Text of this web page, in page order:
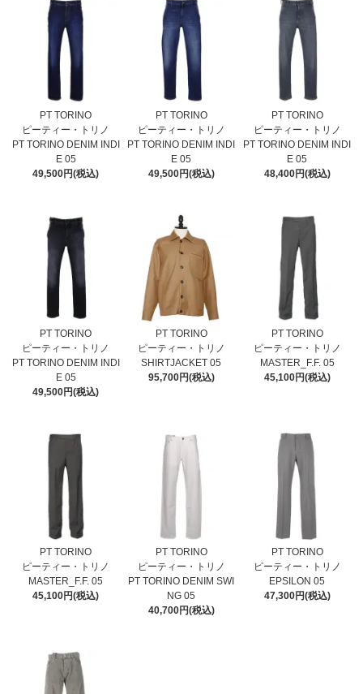
PT TORINO
ピーティー・トリノ
PT TORINO DENIM INDI
E 05
49,500円(税込)
PT TORINO
ピーティー・トリノ
PT TORINO DENIM INDI
E 05
49,500円(税込)
PT TORINO
ピーティー・トリノ
PT TORINO DENIM INDI
E 05
48,400円(税込)
PT TORINO
ピーティー・トリノ
PT TORINO DENIM INDI
E 05
49,500円(税込)
PT TORINO
ピーティー・トリノ
SHIRTJACKET 05
95,700円(税込)
PT TORINO
ピーティー・トリノ
MASTER_F.F. 05
45,100円(税込)
PT TORINO
ピーティー・トリノ
MASTER_F.F. 05
45,100円(税込)
PT TORINO
ピーティー・トリノ
PT TORINO DENIM SWI
NG 05
40,700円(税込)
PT TORINO
ピーティー・トリノ
EPSILON 05
47,300円(税込)